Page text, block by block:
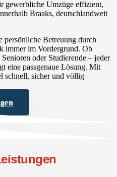
gewerbliche Umzüge effizient,
Braaks, deutschlandweit
persönliche Betreuung durch
immer im Vordergrund. Ob
oder Studierende – jeder
eine passgenaue Lösung. Mit
schnell, sicher und völlig